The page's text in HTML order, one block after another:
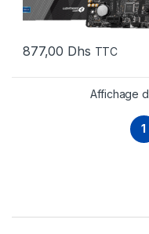
877,00 Dhs TTC
Affichage
1